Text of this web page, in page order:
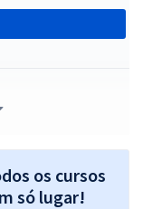
da 5ª Região -
os cursos
só lugar!